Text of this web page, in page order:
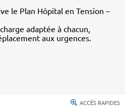
le Plan Hôpital en Tension –
adaptée à chacun,
aux urgences.
ACCÈS RAPIDES